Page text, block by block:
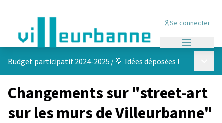
Se connecter
Budget participatif 2024-2025 /💡 Idées déposées !
Changements sur "street-art
sur les murs de Villeurbanne"